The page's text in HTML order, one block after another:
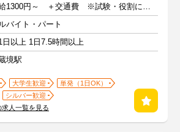
時給1300円～ ＋交通費 ※試験・役割により手当あり
バイト・パート
日以上 1日7.5時間以上
境駅
大学生歓迎
単発（1日OK）
シルバー歓迎
人一覧を見る